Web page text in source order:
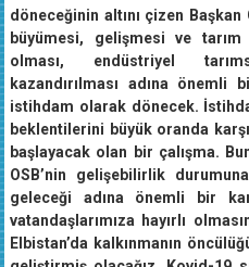
döneceğinin altını çizen Başkan
büyümesi, gelişmesi ve tarım
olması, endüstriyel
kazandırılması adına
istihdam olarak dönecek.
beklentilerini büyük oranda
başlayacak olan bir çalışma.
OSB’nin gelişebilirlik
geleceği adına önemli bir
vatandaşlarımıza hayırlı
Elbistan’da kalkınmanın
geliştirmiş olacağız. Kovid-19